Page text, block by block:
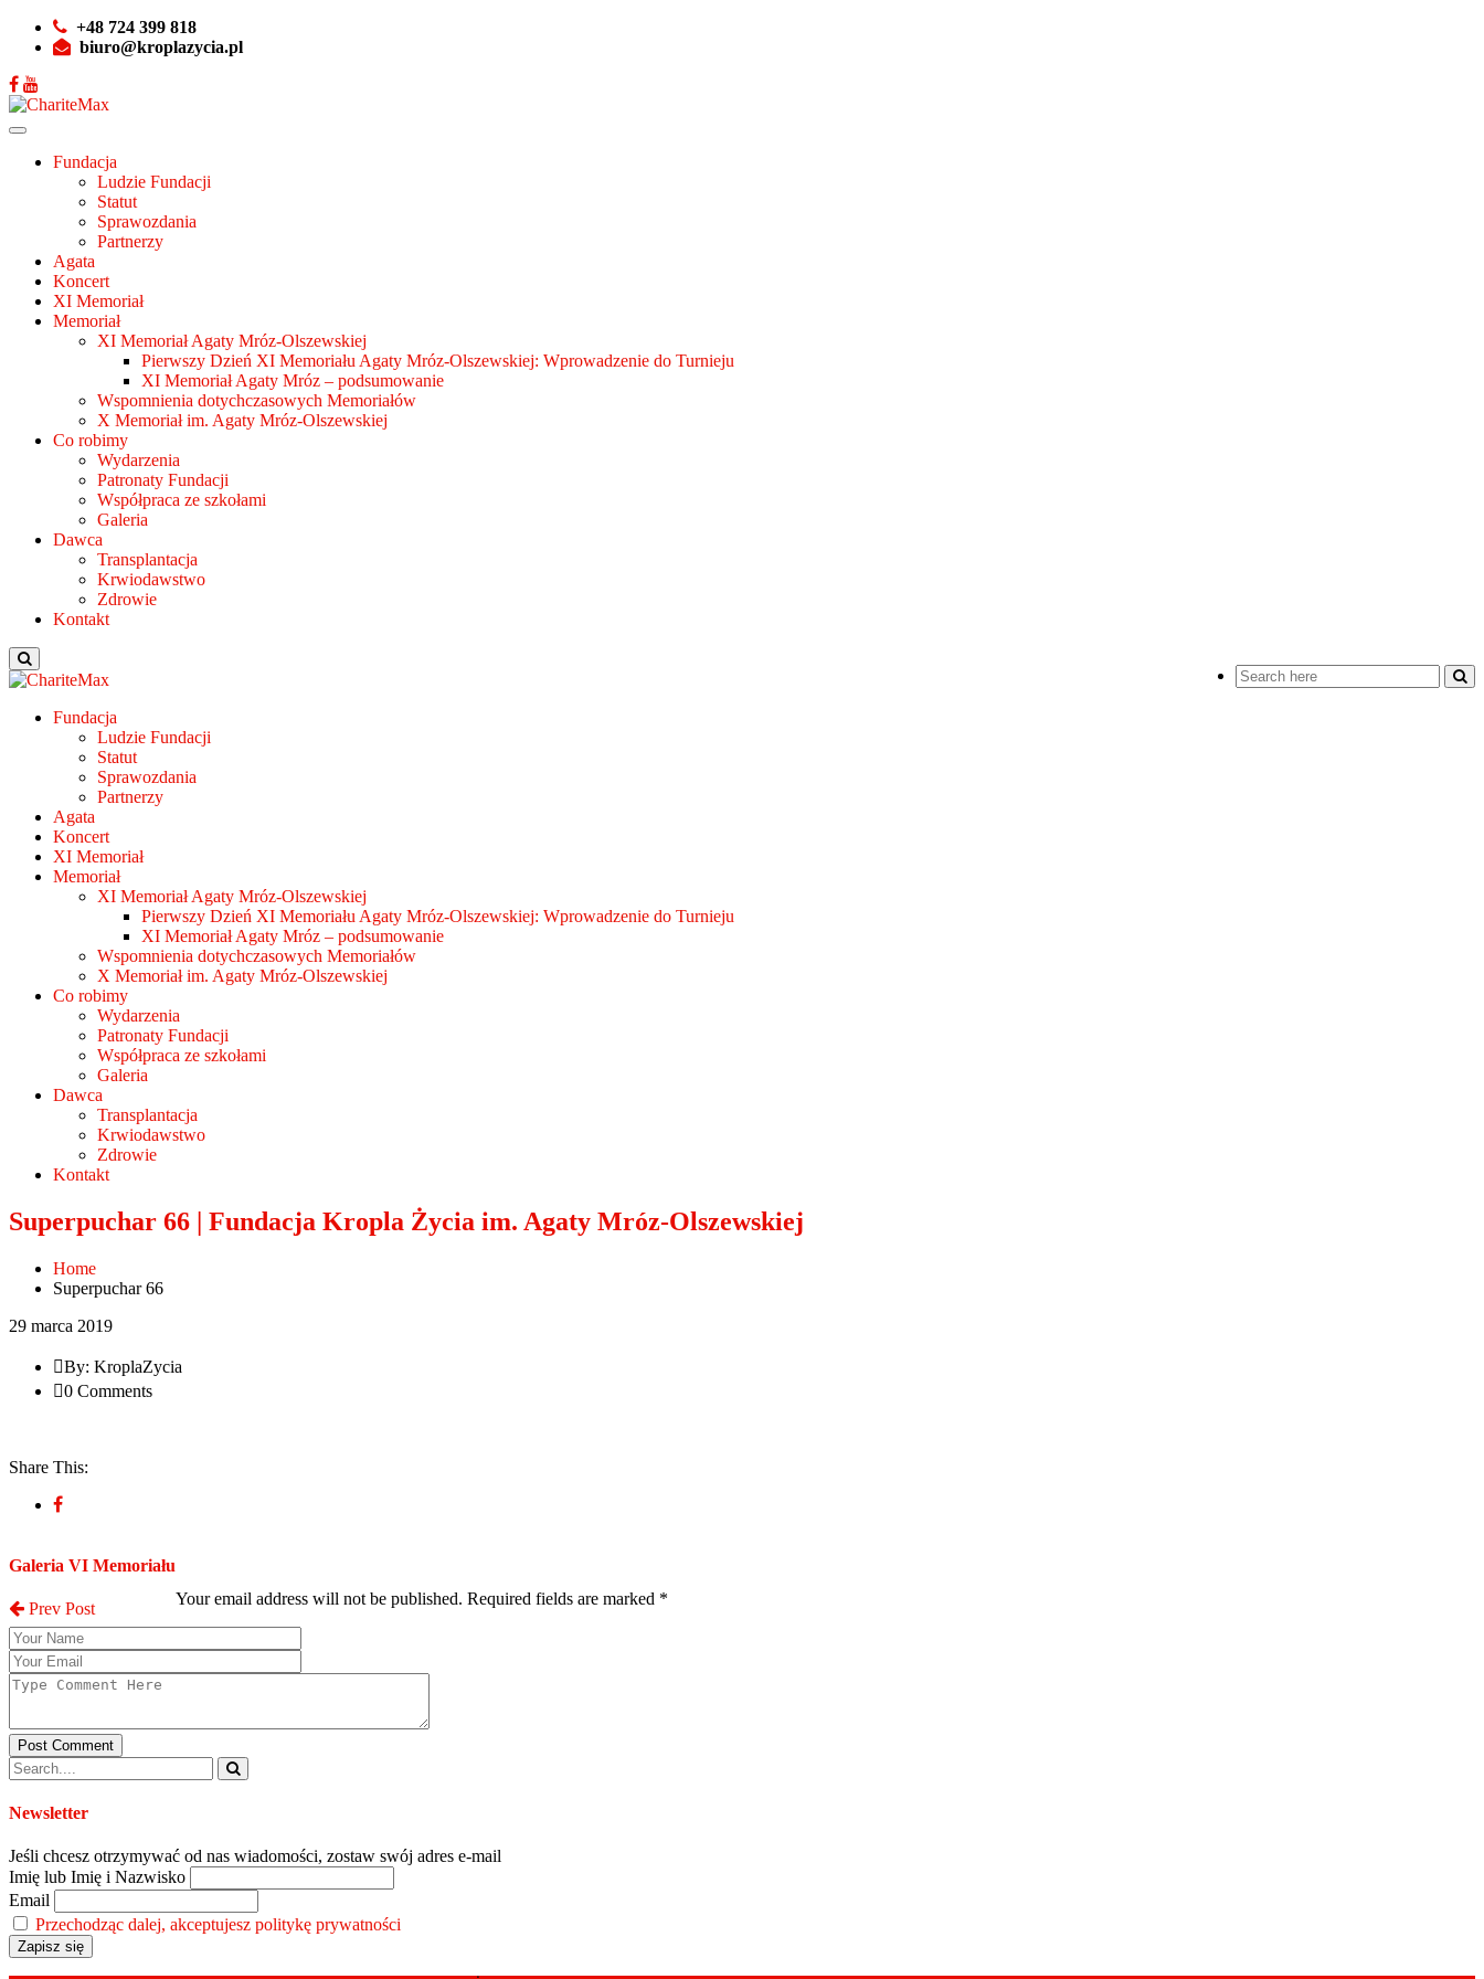
+48 724 399 818
biuro@kroplazycia.pl
Fundacja
Ludzie Fundacji
Statut
Sprawozdania
Partnerzy
Agata
Koncert
XI Memoriał
Memoriał
XI Memoriał Agaty Mróz-Olszewskiej
Pierwszy Dzień XI Memoriału Agaty Mróz-Olszewskiej: Wprowadzenie do Turnieju
XI Memoriał Agaty Mróz – podsumowanie
Wspomnienia dotychczasowych Memoriałów
X Memoriał im. Agaty Mróz-Olszewskiej
Co robimy
Wydarzenia
Patronaty Fundacji
Współpraca ze szkołami
Galeria
Dawca
Transplantacja
Krwiodawstwo
Zdrowie
Kontakt
Fundacja
Ludzie Fundacji
Statut
Sprawozdania
Partnerzy
Agata
Koncert
XI Memoriał
Memoriał
XI Memoriał Agaty Mróz-Olszewskiej
Pierwszy Dzień XI Memoriału Agaty Mróz-Olszewskiej: Wprowadzenie do Turnieju
XI Memoriał Agaty Mróz – podsumowanie
Wspomnienia dotychczasowych Memoriałów
X Memoriał im. Agaty Mróz-Olszewskiej
Co robimy
Wydarzenia
Patronaty Fundacji
Współpraca ze szkołami
Galeria
Dawca
Transplantacja
Krwiodawstwo
Zdrowie
Kontakt
Superpuchar 66 | Fundacja Kropla Życia im. Agaty Mróz-Olszewskiej
Home
Superpuchar 66
29 marca 2019
By: KroplaZycia
0 Comments
Share This:
Galeria VI Memoriału
Prev Post
Your email address will not be published. Required fields are marked *
Post Comment
Newsletter
Jeśli chcesz otrzymywać od nas wiadomości, zostaw swój adres e-mail
Imię lub Imię i Nazwisko
Email
Przechodząc dalej, akceptujesz politykę prywatności